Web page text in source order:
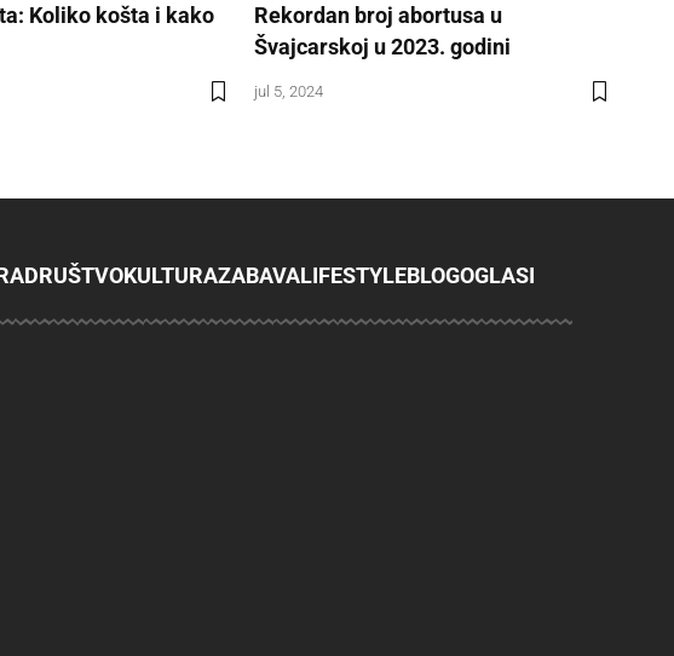
Koliko košta i kako
Rekordan broj abortusa u
Švajcarskoj u 2023. godini
jul 5, 2024
DRUŠTVOKULTURAZABAVALIFESTYLEBLOGOGLASI